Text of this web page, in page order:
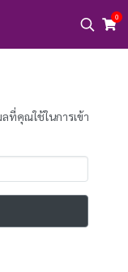
0
ที่คุณใช้ในการเข้า